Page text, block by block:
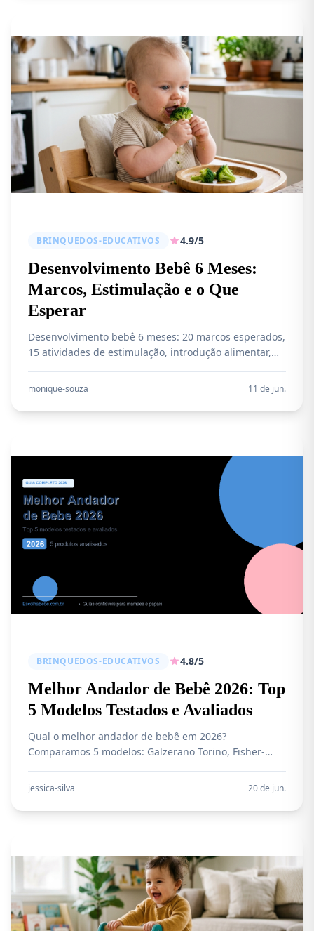
BRINQUEDOS-EDUCATIVOS 4.9/5
Desenvolvimento Bebê 6 Meses:
Marcos, Estimulação e o Que
Esperar
Desenvolvimento bebê 6 meses: 20 marcos esperados,
15 atividades de estimulação, introdução alimentar,
monique-souza 11 de jun.
BRINQUEDOS-EDUCATIVOS 4.8/5
Melhor Andador de Bebê 2026: Top
5 Modelos Testados e Avaliados
Qual o melhor andador de bebê em 2026?
Comparamos 5 modelos: Galzerano Torino, Fisher-
empurrar ou de sentar? Descubra qual é mais seguro
e recomendado por pediatras para o seu bebê.
jessica-silva 20 de jun.